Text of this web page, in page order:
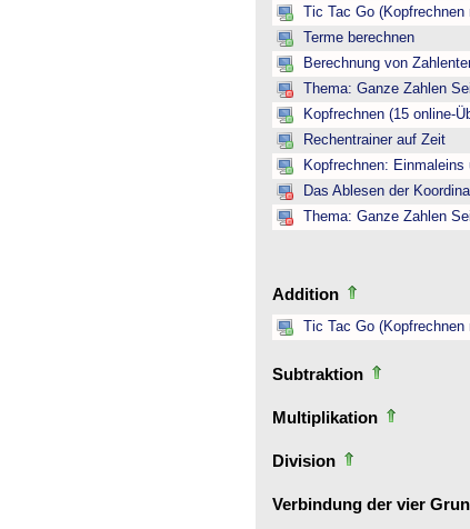
Tic Tac Go
Terme berechnen
Berechnung von
Thema: Ganze Zahlen
Kopfrechnen (15 online-
Rechentrainer auf Zeit
Kopfrechnen: Einmaleins
Das Ablesen der
Thema: Ganze Zahlen
Addition
Tic Tac Go
Subtraktion
Multiplikation
Division
Verbindung der vier